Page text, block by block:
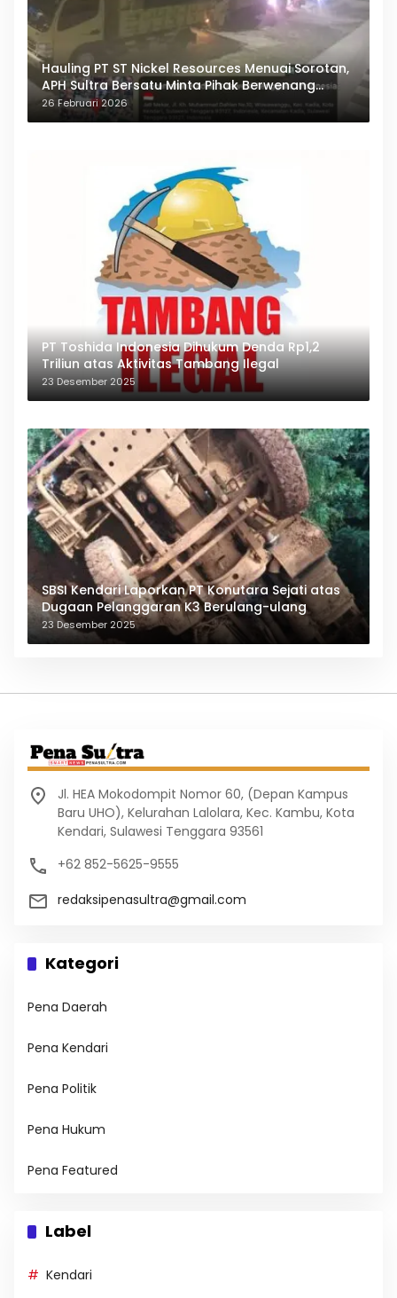
Hauling PT ST Nickel Resources Menuai Sorotan,
APH Sultra Bersatu Minta Pihak Berwenang
Bertindak
26 Februari 2026
PT Toshida Indonesia Dihukum Denda Rp1,2
Triliun atas Aktivitas Tambang Ilegal
23 Desember 2025
SBSI Kendari Laporkan PT Konutara Sejati atas
Dugaan Pelanggaran K3 Berulang-ulang
23 Desember 2025
Jl. HEA Mokodompit Nomor 60, (Depan Kampus
Baru UHO), Kelurahan Lalolara, Kec. Kambu, Kota
Kendari, Sulawesi Tenggara 93561
+62 852-5625-9555
redaksipenasultra@gmail.com
Kategori
Pena Daerah
Pena Kendari
Pena Politik
Pena Hukum
Pena Featured
Label
Kendari